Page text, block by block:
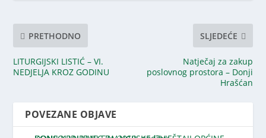
PRETHODNO
LITURGIJSKI LISTIĆ – VI.
NEDJELJA KROZ GODINU
SLJEDEĆE
Natječaj za zakup
poslovnog prostora – Donji
Hrašćan
POVEZANE OBJAVE